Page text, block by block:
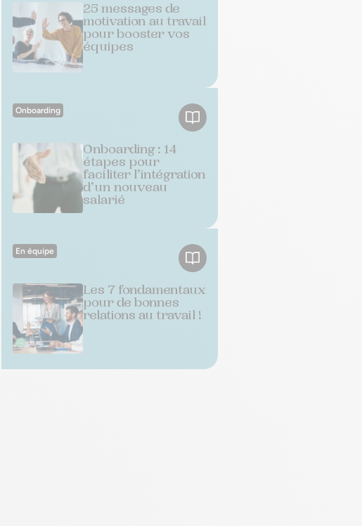
25 messages de
motivation au travail
pour booster vos
équipes
Onboarding
Onboarding : 14
étapes pour
faciliter l’intégration
d’un nouveau
salarié
En équipe
Les 7 fondamentaux
pour de bonnes
relations au travail !